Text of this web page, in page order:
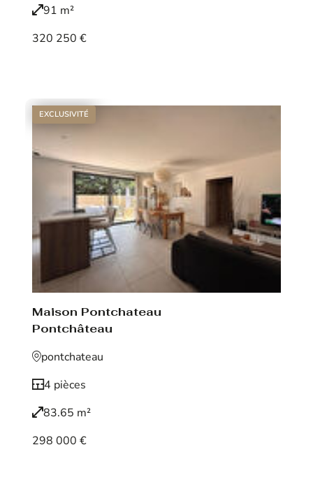
91 m²
320 250 €
EXCLUSIVITÉ
Maison Pontchateau
Pontchâteau
pontchateau
4 pièces
83.65 m²
298 000 €